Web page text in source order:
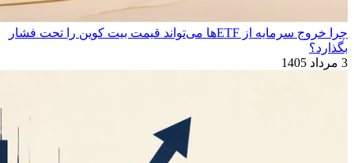
چرا خروج سرمایه از ETFها می‌تواند قیمت بیت‌ کوین را تحت فشار
بگذارد؟
3 مرداد 1405